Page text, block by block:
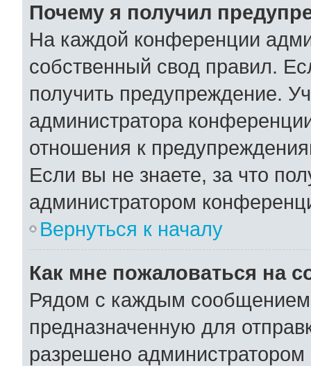
Почему я получил
На каждой конференции
собственный свод правил.
получить предупреждение.
администратора
отношения к
Если вы не знаете, за что
администратором
Вернуться к началу
Как мне пожаловаться на
Рядом с каждым сообщением
предназначенную для
разрешено